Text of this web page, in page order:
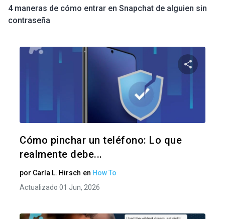
4 maneras de cómo entrar en Snapchat de alguien sin
contraseña
Cómo pinchar un teléfono: Lo que
realmente debe...
por Carla L. Hirsch en How To
Actualizado 01 Jun, 2026